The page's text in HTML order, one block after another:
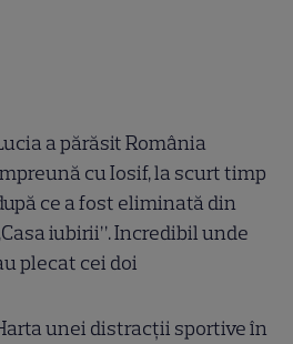
a părăsit România
cu Iosif, la scurt timp
ce a fost eliminată din
iubirii”. Incredibil unde
plecat cei doi
unei distracții sportive în